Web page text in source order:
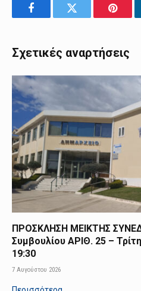
FacebookTwitter
Σχετικές αναρτήσεις
ΠΡΟΣΚΛΗΣΗ ΜΕΙΚΤΗΣ
Συμβουλίου ΑΡΙΘ. 25 –
19:30
7 Αυγούστου 2026